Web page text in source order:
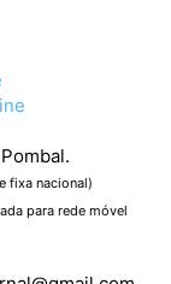
fixa nacional)
para rede móvel